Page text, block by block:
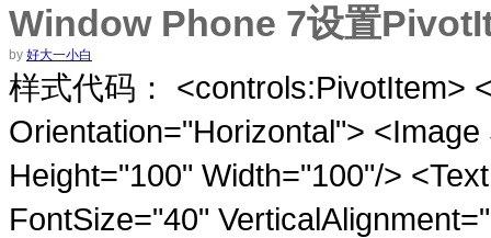
Window Phone 7设置
by 好大一小白
样式代码： <controls:PivotItem>
Orientation="Horizontal">
Height="100" Width="100"/>
FontSize="40"